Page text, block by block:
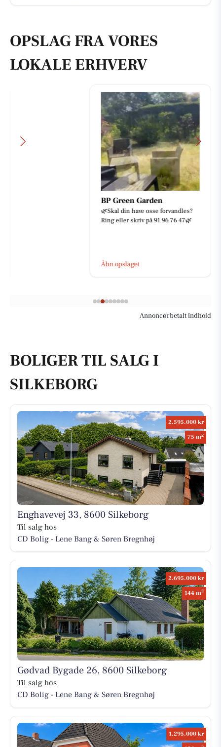
OPSLAG FRA VORES
LOKALE ERHVERV
BP Green Garden
🌿Skal din have osse forvandles?
Ring eller skriv på 91 96 76 47🌿
Annoncørbetalt indhold
BOLIGER TIL SALG I
SILKEBORG
2.595.000 kr
75 m2
Enghavevej 33, 8600 Silkeborg
Til salg hos
CD Bolig - Lene Bang & Søren Bregnhøj
2.695.000 kr
144 m2
Gødvad Bygade 26, 8600 Silkeborg
Til salg hos
CD Bolig - Lene Bang & Søren Bregnhøj
1.295.000 kr